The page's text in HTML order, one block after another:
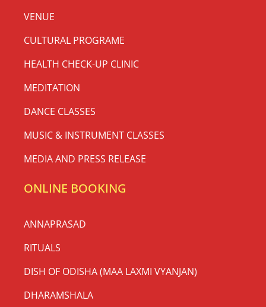
VENUE
CULTURAL PROGRAME
HEALTH CHECK-UP CLINIC
MEDITATION
DANCE CLASSES
MUSIC & INSTRUMENT CLASSES
MEDIA AND PRESS RELEASE
ONLINE BOOKING
ANNAPRASAD
RITUALS
DISH OF ODISHA (MAA LAXMI VYANJAN)
DHARAMSHALA